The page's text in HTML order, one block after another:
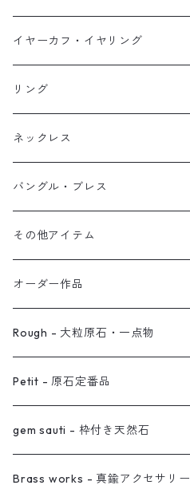
イヤーカフ
イヤリング
ネックレス
リング
ブレス
オブジェ
イヤーカフ
スタッド・一粒
フック・ぶら下がり
フープ
イヤーカフ・イヤリング
原石イヤーカフ
植物イヤーカフ
ぶら下がりイヤーカフ
2連イヤーカフ
イヤリング対応
ノンホールピアス
オーダー用ページ
真鍮イヤーカフ
リング
ネックレス
バングル・ブレス
ブレスレット
バングル
その他アイテム
ブローチ
ヘアアクセサリー
オーダー作品
リング
ネックレス
ピアス
イヤーカフ
Rough - 大粒原石・一点物
ピアス
リング
ネックレス
Petit - 原石定番品
ピアス
リング
gem sauti - 枠付き天然石
ピアス
Brass works - 真鍮アクセサリー